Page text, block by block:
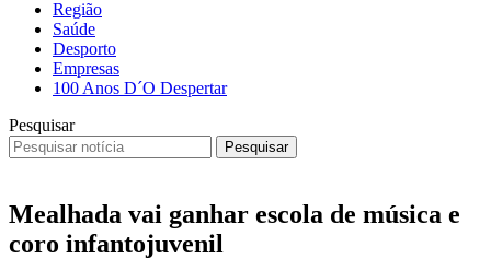
Região
Saúde
Desporto
Empresas
100 Anos D´O Despertar
Pesquisar
Pesquisar
Mealhada vai ganhar escola de música e
coro infantojuvenil